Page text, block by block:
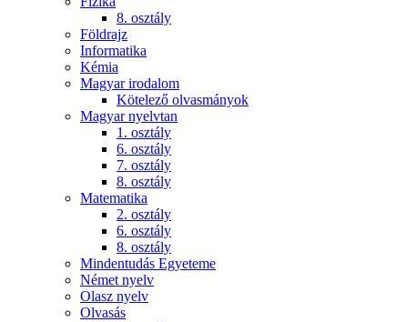
8. osztály
Földrajz
Informatika
Kémia
Magyar irodalom
Kötelező olvasmányok
Magyar nyelvtan
1. osztály
6. osztály
7. osztály
8. osztály
Matematika
2. osztály
6. osztály
8. osztály
Mindentudás Egyeteme
Német nyelv
Olasz nyelv
Olvasás